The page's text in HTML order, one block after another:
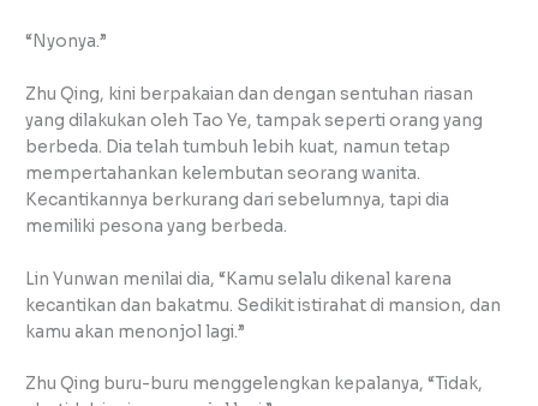
“Nyonya.”
Zhu Qing, kini berpakaian dan dengan sentuhan riasan
yang dilakukan oleh Tao Ye, tampak seperti orang yang
berbeda. Dia telah tumbuh lebih kuat, namun tetap
mempertahankan kelembutan seorang wanita.
Kecantikannya berkurang dari sebelumnya, tapi dia
memiliki pesona yang berbeda.
Lin Yunwan menilai dia, “Kamu selalu dikenal karena
kecantikan dan bakatmu. Sedikit istirahat di mansion, dan
kamu akan menonjol lagi.”
Zhu Qing buru-buru menggelengkan kepalanya, “Tidak,